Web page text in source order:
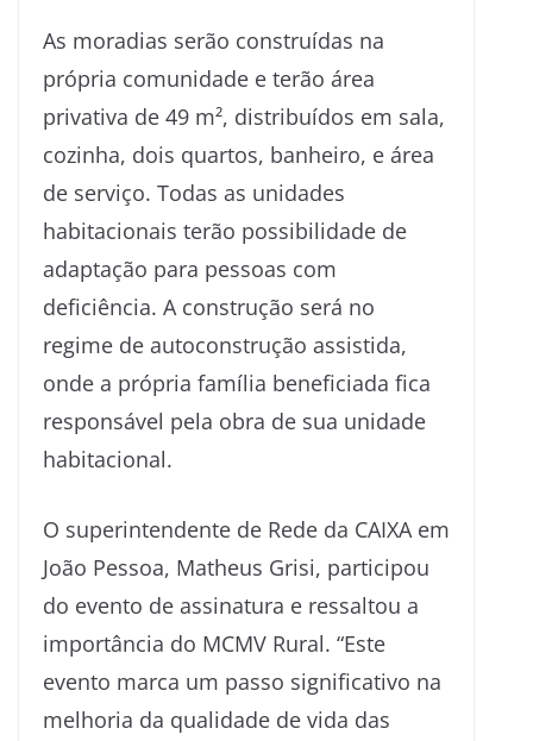
​As moradias serão construídas na
própria comunidade e terão área
privativa de 49 m², distribuídos em sala,
cozinha, dois quartos, banheiro, e área
de serviço. Todas as unidades
habitacionais terão possibilidade de
adaptação para pessoas com
deficiência. A construção será no
regime de autoconstrução assistida,
onde a própria família beneficiada fica
responsável pela obra de sua unidade
habitacional.
O superintendente de Rede da CAIXA em
João Pessoa, Matheus Grisi, participou
do evento de assinatura e ressaltou a
importância do MCMV Rural. “Este
evento marca um passo significativo na
melhoria da qualidade de vida das